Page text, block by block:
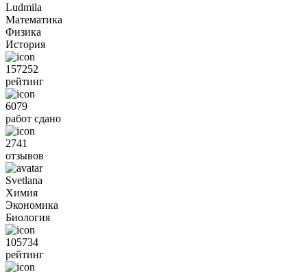
Ludmila
Математика
Физика
История
157252
рейтинг
6079
работ сдано
2741
отзывов
Svetlana
Химия
Экономика
Биология
105734
рейтинг